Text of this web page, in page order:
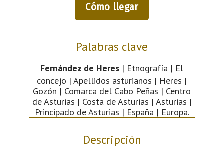
Cómo llegar
Palabras clave
Fernández de Heres | Etnografía | El
concejo | Apellidos asturianos | Heres |
Gozón | Comarca del Cabo Peñas | Centro
de Asturias | Costa de Asturias | Asturias |
Principado de Asturias | España | Europa.
Descripción